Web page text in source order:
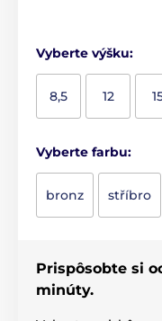
Vyberte výšku:
8,5 12
Vyberte farbu:
bronz stříbro
Prispôsobte si
minúty.